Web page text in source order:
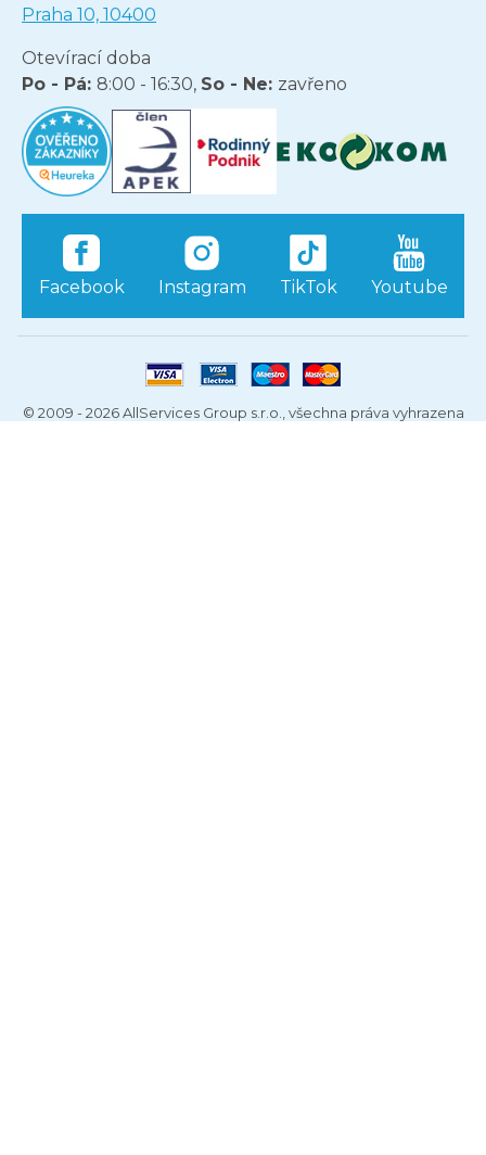
Praha 10, 10400
Otevírací doba
Po - Pá: 8:00 - 16:30, So - Ne: zavřeno
Facebook Instagram TikTok Youtube
© 2009 - 2026 AllServices Group s.r.o., všechna práva vyhrazena